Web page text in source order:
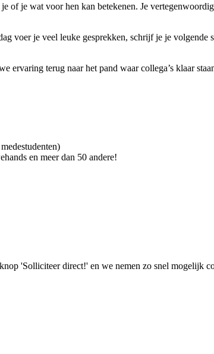
of je wat voor hen kan betekenen. Je
voer je veel leuke gesprekken, schrijf je je
terug naar het pand waar collega’s klaar
en meer dan 50 andere!
'Solliciteer direct!' en we nemen zo snel mogelijk